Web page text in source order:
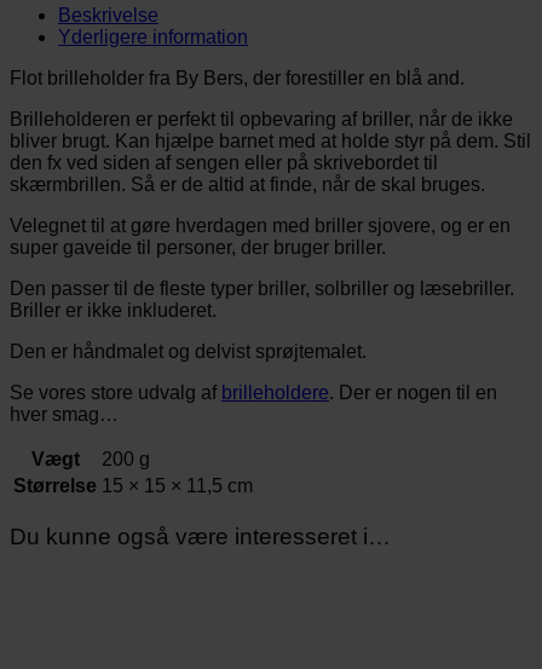
Beskrivelse
Yderligere information
Flot brilleholder fra By Bers, der forestiller en blå and.
Brilleholderen er perfekt til opbevaring af briller, når de ikke
bliver brugt. Kan hjælpe barnet med at holde styr på dem. Stil
den fx ved siden af sengen eller på skrivebordet til
skærmbrillen. Så er de altid at finde, når de skal bruges.
Velegnet til at gøre hverdagen med briller sjovere, og er en
super gaveide til personer, der bruger briller.
Den passer til de fleste typer briller, solbriller og læsebriller.
Briller er ikke inkluderet.
Den er håndmalet og delvist sprøjtemalet.
Se vores store udvalg af brilleholdere. Der er nogen til en
hver smag…
Vægt
200 g
Størrelse 15 × 15 × 11,5 cm
Du kunne også være interesseret i…